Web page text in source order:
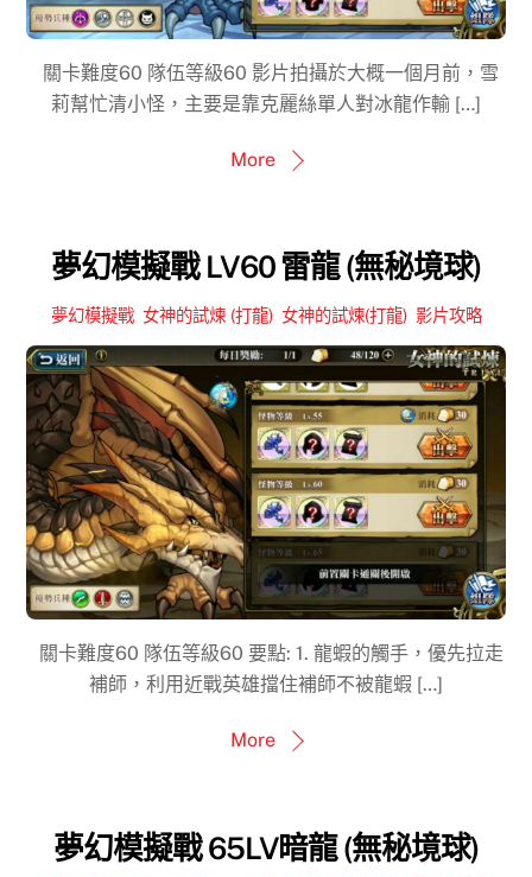
關卡難度60 隊伍等級60 影片拍攝於大概一個月前，雪
莉幫忙清小怪，主要是靠克麗絲單人對冰龍作輸 […]
More
夢幻模擬戰 LV60 雷龍 (無秘境球)
夢幻模擬戰, 女神的試煉 (打龍), 女神的試煉(打龍), 影片攻略
關卡難度60 隊伍等級60 要點: 1. 龍蝦的觸手，優先拉走
補師，利用近戰英雄擋住補師不被龍蝦 […]
More
夢幻模擬戰 65LV暗龍 (無秘境球)